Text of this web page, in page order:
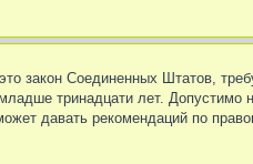
закон Соединенных Штатов,
тринадцати лет. Допустимо
давать рекомендаций по